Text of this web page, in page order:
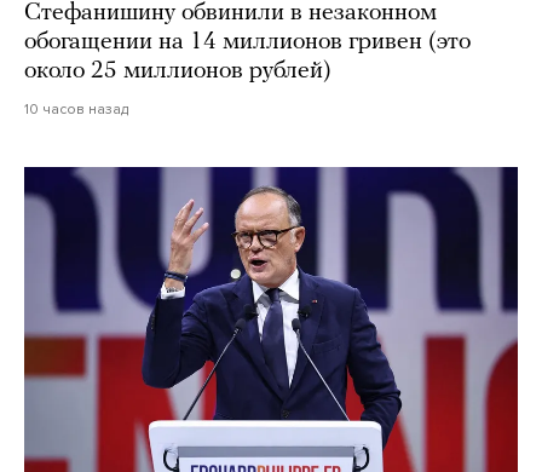
Стефанишину обвинили в незаконном
обогащении на 14 миллионов гривен (это
около 25 миллионов рублей)
10 часов назад